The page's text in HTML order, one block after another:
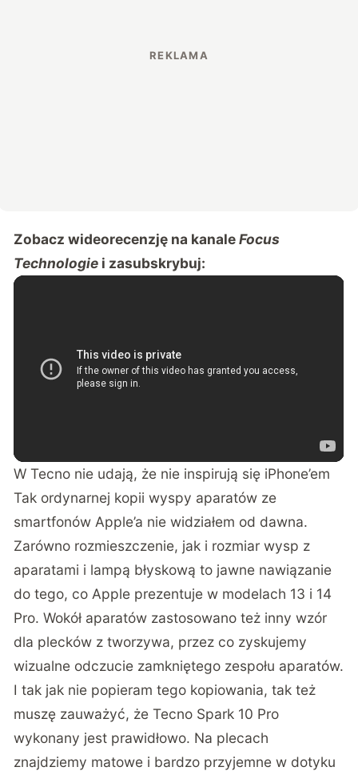
Zobacz wideorecenzję na kanaleFocus
Technologie i zasubskrybuj:
W Tecno nie udają, że nie inspirują się iPhone’em
Tak ordynarnej kopii wyspy aparatów ze
smartfonów Apple’a nie widziałem od dawna.
Zarówno rozmieszczenie, jak i rozmiar wysp z
aparatami i lampą błyskową to jawne nawiązanie
do tego, co Apple prezentuje w modelach 13 i 14
Pro. Wokół aparatów zastosowano też inny wzór
dla plecków z tworzywa, przez co zyskujemy
wizualne odczucie zamkniętego zespołu aparatów.
I tak jak nie popieram tego kopiowania, tak też
muszę zauważyć, że Tecno Spark 10 Pro
wykonany jest prawidłowo. Na plecach
znajdziemy matowe i bardzo przyjemne w dotyku